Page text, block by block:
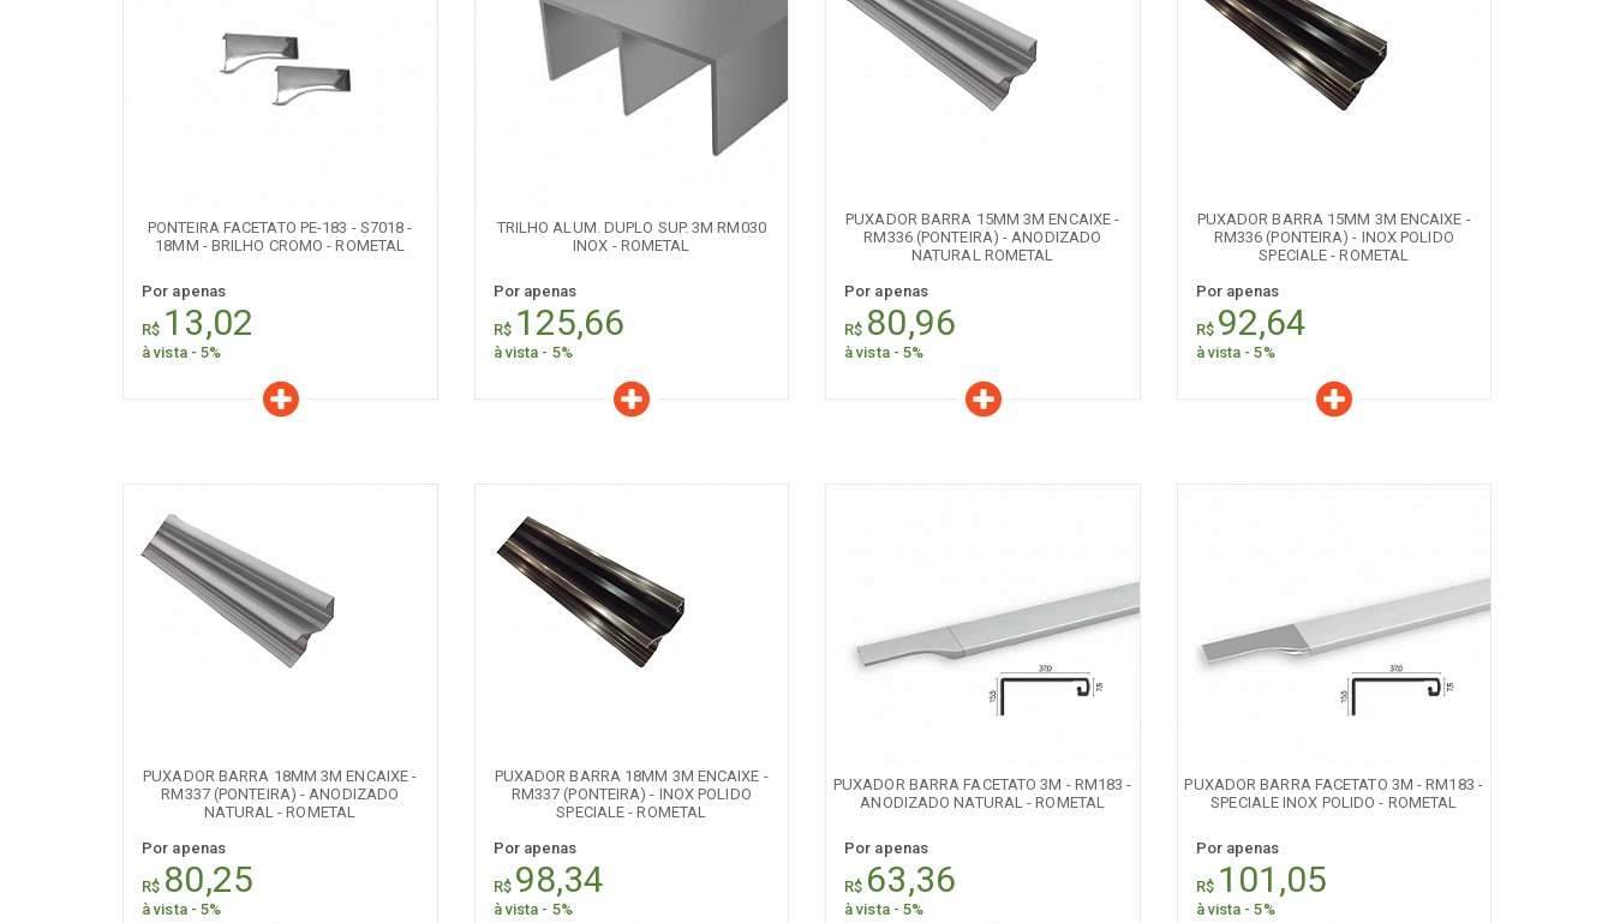
[+] Ver todos
Naval
Comum
PONTEIRA FACETATO PE-183 - S7018 -
18MM - BRILHO CROMO - ROMETAL
Por apenas
R$ 13,02
à vista - 5%
Características
TRILHO ALUM. DUPLO SUP. 3M RM030
INOX - ROMETAL
Por apenas
R$ 125,66
à vista - 5%
Características
PUXADOR BARRA 15MM 3M ENCAIXE -
RM336 (PONTEIRA) - ANODIZADO
NATURAL ROMETAL
Por apenas
R$ 80,96
à vista - 5%
Características
PUXADOR BARRA 15MM 3M ENCAIXE -
RM336 (PONTEIRA) - INOX POLIDO
SPECIALE - ROMETAL
Por apenas
R$ 92,64
à vista - 5%
Características
PUXADOR BARRA 18MM 3M ENCAIXE -
RM337 (PONTEIRA) - ANODIZADO
NATURAL - ROMETAL
Por apenas
R$ 80,25
à vista - 5%
Características
PUXADOR BARRA 18MM 3M ENCAIXE -
RM337 (PONTEIRA) - INOX POLIDO
SPECIALE - ROMETAL
Por apenas
R$ 98,34
à vista - 5%
Características
PUXADOR BARRA FACETATO 3M - RM183 -
ANODIZADO NATURAL - ROMETAL
Por apenas
R$ 63,36
à vista - 5%
Características
Quantidade:
PUXADOR BARRA FACETATO 3M - RM183 -
SPECIALE INOX POLIDO - ROMETAL
Por apenas
R$ 101,05
à vista - 5%
Características
Quantidade: